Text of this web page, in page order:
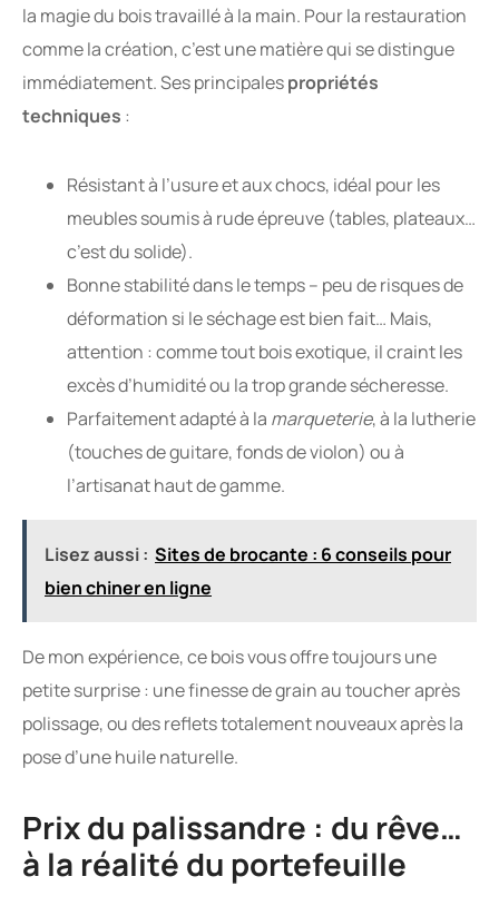
la magie du bois travaillé à la main. Pour la restauration
comme la création, c’est une matière qui se distingue
immédiatement. Ses principalespropriétés
techniques :
Résistant à l’usure et aux chocs, idéal pour les
meubles soumis à rude épreuve (tables, plateaux…
c’est du solide).
Bonne stabilité dans le temps – peu de risques de
déformation si le séchage est bien fait… Mais,
attention : comme tout bois exotique, il craint les
excès d’humidité ou la trop grande sécheresse.
Parfaitement adapté à la marqueterie, à la lutherie
(touches de guitare, fonds de violon) ou à
l’artisanat haut de gamme.
Lisez aussi : Sites de brocante : 6 conseils pour
bien chiner en ligne
De mon expérience, ce bois vous offre toujours une
petite surprise : une finesse de grain au toucher après
polissage, ou des reflets totalement nouveaux après la
pose d’une huile naturelle.
Prix du palissandre : du rêve…
à la réalité du portefeuille